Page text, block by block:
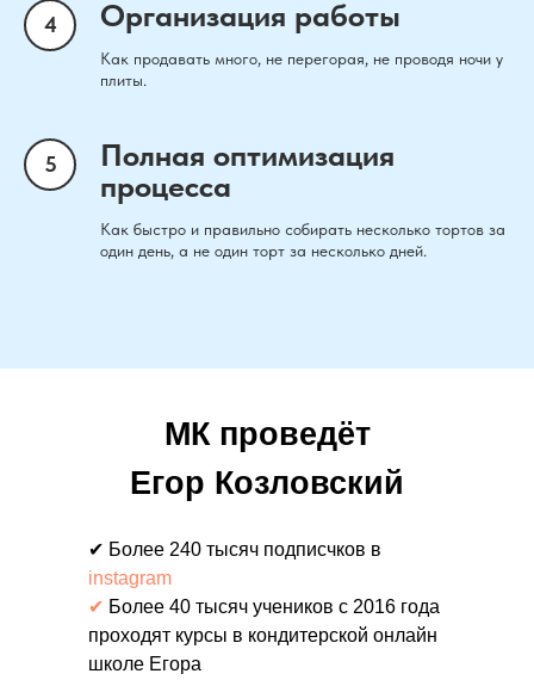
Организация работы
Как продавать много, не перегорая, не проводя ночи у
плиты.
Полная оптимизация
процесса
Как быстро и правильно собирать несколько тортов за
один день, а не один торт за несколько дней.
МК проведёт
Егор Козловский
✔ Более 240 тысяч подписчков в
instagram
✔ Более 40 тысяч учеников с 2016 года
проходят курсы в кондитерской онлайн
школе Егора